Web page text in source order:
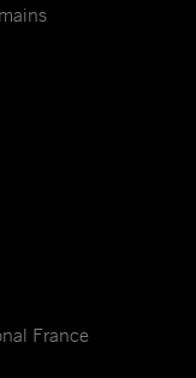
France